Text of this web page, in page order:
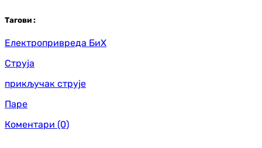
Тагови :
Електропривреда БиХ
Струја
прикључак струје
Паре
Коментари (0)